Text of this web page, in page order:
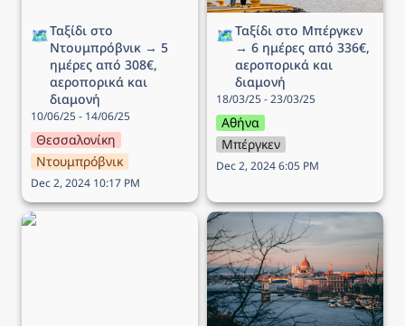
🗺️Ταξίδι στο
Ντουμπρόβνικ → 5
ημέρες από 308€,
αεροπορικά και
διαμονή
10/06/25 - 14/06/25
Θεσσαλονίκη
Ντουμπρόβνικ
Dec 2, 2024 10:17 PM
🗺️Ταξίδι στo Μπέργκεν
→ 6 ημέρες από 336€,
αεροπορικά και
διαμονή
18/03/25 - 23/03/25
Αθήνα
Μπέργκεν
Dec 2, 2024 6:05 PM
Ταξίδι στο Μόναχο → 5
Ταξίδι στην Βουδαπέστη
→ 5 ημέρες από 143€,
αεροπορικά και διαμονή